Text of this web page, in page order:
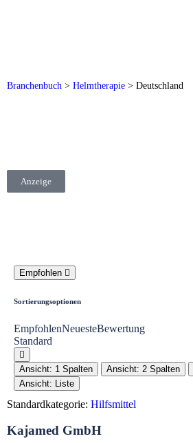
Branchenbuch > Helmtherapie > Deutschland
Anzeige
Empfohlen
Sortierungsoptionen
EmpfohlenNeuesteBewertung
Standard
Ansicht: 1 Spalten Ansicht: 2 Spalten
Ansicht: Liste
Standardkategorie: Hilfsmittel
Kajamed GmbH